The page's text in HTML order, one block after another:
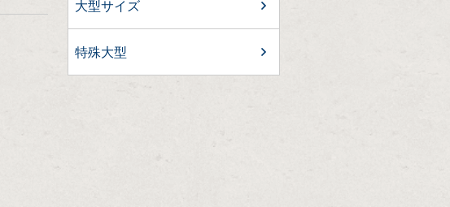
大型サイズ
特殊大型